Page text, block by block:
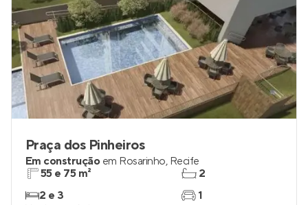
Praça dos Pinheiros
Em construção em Rosarinho, Recife
55 e 75 m²
2 e 3
2
1